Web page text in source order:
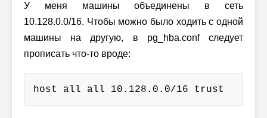
У меня машины объединены в сеть
10.128.0.0/16. Чтобы можно было ходить с одной
машины на другую, в pg_hba.conf следует
прописать что-то вроде:
host all all 10.128.0.0/16 trust